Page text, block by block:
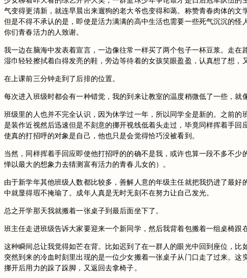
气变得更清新，就连早晨出来遛狗的老大爷也变得和蔼。称赞青春肉体的
但是不得不承认的是，即使是活力满满的高中生活也需要一些死气沉沉的
你们青春活力的人致谢。
我一边在脑海中发表着宣言，一边像往常一样买了两个包子一杯豆浆。走
湿巾轻轻擦拭着白得发亮的鞋，旁边等待着的女孩笑眼盈盈，认真想了想，
在上课前三分钟走到了后排的位置。
每次进入班级时都会有一种错觉，我的到来让教室的温度稍微低了一些，就
班级里的人也并不完全认识，因为休学过一年，所以同学全是新的。之前
是装作近视然后迅速但是不刻意的挪开视线低着头走过，毕竟同样挥着手
使真的打招呼的对象是自己，他也只是会觉得恰巧没被看到。
当然，同样挥着手回应即使他打招呼的的确不是我，或许也算一段不多不
惮以最大的想象力去猜测富有活力的青春儿女的）。
由于新学年其他班级人数都比较多，善解人意的年级主任就把我扔进了最
中就显得瑕不掩瑜了。成年人真是无时无刻不在努力让自己发光。
总之开学那天我就搬着一张桌子到最后面坐下了。
班主任走进班级告诉大家要迎来一个新同学，然后我背着包搬着一组桌椅
这种瞬间总让我觉得如芒在背。比如迟到了在一群人的眼光中回到座位，
突然到来的冷血时刻里出现的是一位少女搬着一张桌子从门口走了过来。
挪开后用力的跺了跺脚，又返回去拿椅子。